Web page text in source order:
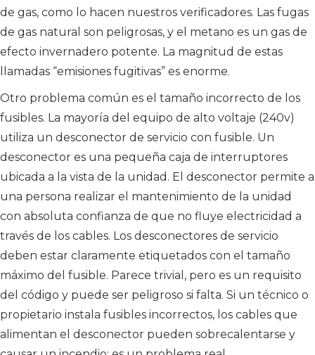
de gas, como lo hacen nuestros verificadores. Las fugas
de gas natural son peligrosas, y el metano es un gas de
efecto invernadero potente. La magnitud de estas
llamadas “emisiones fugitivas” es enorme.
Otro problema común es el tamaño incorrecto de los
fusibles. La mayoría del equipo de alto voltaje (240v)
utiliza un desconector de servicio con fusible. Un
desconector es una pequeña caja de interruptores
ubicada a la vista de la unidad. El desconector permite a
una persona realizar el mantenimiento de la unidad
con absoluta confianza de que no fluye electricidad a
través de los cables. Los desconectores de servicio
deben estar claramente etiquetados con el tamaño
máximo del fusible. Parece trivial, pero es un requisito
del código y puede ser peligroso si falta. Si un técnico o
propietario instala fusibles incorrectos, los cables que
alimentan el desconector pueden sobrecalentarse y